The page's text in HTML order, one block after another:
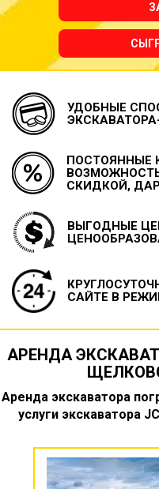
УДОБНЫЕ
ПОСТОЯННЫЕ
СКИДКОЙ,
ВЫГОДНЫЕ
САЙТЕ В
АРЕНДА
Аренда экскаватора
услуги экскаватора